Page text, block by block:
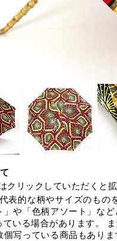
クリックしていただくと拡
表的な柄やサイズのもの
」や「色柄アソート」な
ている場合があります。
個写っている商品もあり